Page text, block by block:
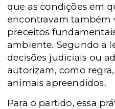
que as condições em
encontravam também
preceitos
ambiente. Segundo a
decisões judiciais ou
autorizam, como
animais apreendidos.
Para o partido, essa